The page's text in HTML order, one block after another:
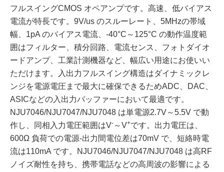
フルスイングCMOS オペアンプです。高速、低バイアス
電流が特長です。9V/us のスルーレート、5MHzの帯域
幅、1pA のバイアス電流、-40°C～125°C の動作温度範
囲はフィルター、積分回路、電流センス、フォトダイオ
ードアンプ、工業計測機器など、幅広い用途にお使いい
ただけます。入出力フルスイング構造はダイナミックレ
ンジを電源電圧まで最大に確保できるためADC、DAC、
ASICなどの入出力バッファーにおいて最適です。
NJU7046/NJU7047/NJU7048 は単電源2.7V～5.5V で動
作し、同相入力電圧範囲はV- ～V+です。出力電圧は、
600Ω 負荷での電源-出力間電位差は70mV で、短絡時電
流は110mA です。NJU7046/NJU7047/NJU7048 は高RF
ノイズ耐性を持ち、携帯電話などの高周波の影響による